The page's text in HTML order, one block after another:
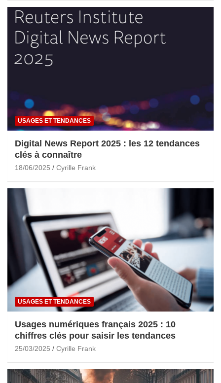
USAGES ET TENDANCES
Digital News Report 2025 : les 12 tendances
clés à connaître
18/06/2025 Cyrille Frank
USAGES ET TENDANCES
Usages numériques français 2025 : 10
chiffres clés pour saisir les tendances
25/03/2025 Cyrille Frank